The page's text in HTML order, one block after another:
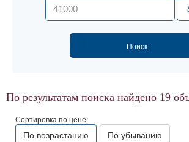
По результатам поиска найдено 19
Сортировка по цене:
По возрастанию По убыванию